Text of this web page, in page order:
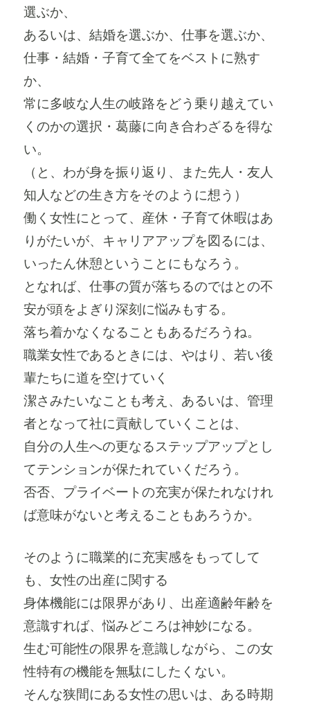
選ぶか、
あるいは、結婚を選ぶか、仕事を選ぶか、
仕事・結婚・子育て全てをベストに熟す
か、
常に多岐な人生の岐路をどう乗り越えてい
くのかの選択・葛藤に向き合わざるを得な
い。
（と、わが身を振り返り、また先人・友人
知人などの生き方をそのように想う）
働く女性にとって、産休・子育て休暇はあ
りがたいが、キャリアアップを図るには、
いったん休憩ということにもなろう。
となれば、仕事の質が落ちるのではとの不
安が頭をよぎり深刻に悩みもする。
落ち着かなくなることもあるだろうね。
職業女性であるときには、やはり、若い後
輩たちに道を空けていく
潔さみたいなことも考え、あるいは、管理
者となって社に貢献していくことは、
自分の人生への更なるステップアップとし
てテンションが保たれていくだろう。
否否、プライベートの充実が保たれなけれ
ば意味がないと考えることもあろうか。
そのように職業的に充実感をもってして
も、女性の出産に関する
身体機能には限界があり、出産適齢年齢を
意識すれば、悩みどころは神妙になる。
生む可能性の限界を意識しながら、この女
性特有の機能を無駄にしたくない。
そんな狭間にある女性の思いは、ある時期